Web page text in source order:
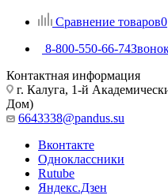
Сравнение товаров0
8-800-550-66-74
Контактная информация
г. Калуга, 1-й
Дом)
6643338@pandus.su
Вконтакте
Одноклассники
Rutube
Яндекс.Дзен